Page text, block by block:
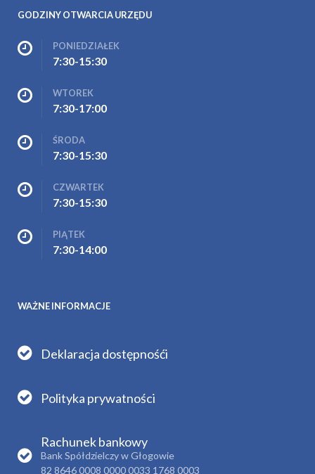
GODZINY OTWARCIA URZĘDU
PONIEDZIAŁEK
7:30-15:30
WTOREK
7:30-17:00
ŚRODA
7:30-15:30
CZWARTEK
7:30-15:30
PIĄTEK
7:30-14:00
WAŻNE INFORMACJE
Deklaracja dostępnośći
Polityka prywatności
Rachunek bankowy
Bank Spółdzielczy w Głogowie
82 8646 0008 0000 0033 1768 0003